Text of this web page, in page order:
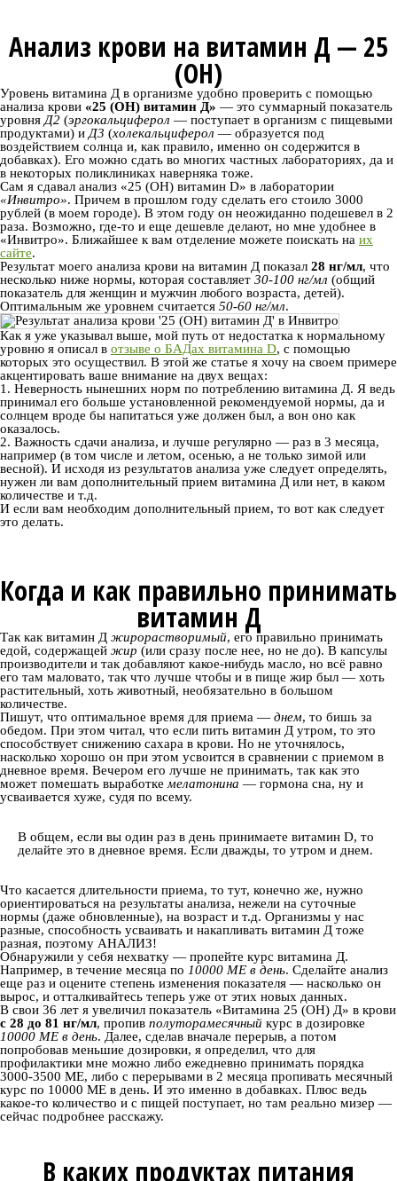
Анализ крови на витамин Д — 25
(ОН)
Уровень витамина Д в организме удобно проверить с помощью
анализа крови «25 (ОН) витамин Д» — это суммарный показатель
уровня Д2 (эргокальциферол — поступает в организм с пищевыми
продуктами) и Д3 (холекальциферол — образуется под
воздействием солнца и, как правило, именно он содержится в
добавках). Его можно сдать во многих частных лабораториях, да и
в некоторых поликлиниках наверняка тоже.
Сам я сдавал анализ «25 (OH) витамин D» в лаборатории
«Инвитро». Причем в прошлом году сделать его стоило 3000
рублей (в моем городе). В этом году он неожиданно подешевел в 2
раза. Возможно, где-то и еще дешевле делают, но мне удобнее в
«Инвитро». Ближайшее к вам отделение можете поискать на их
сайте.
Результат моего анализа крови на витамин Д показал 28 нг/мл, что
несколько ниже нормы, которая составляет 30-100 нг/мл (общий
показатель для женщин и мужчин любого возраста, детей).
Оптимальным же уровнем считается 50-60 нг/мл.
Как я уже указывал выше, мой путь от недостатка к нормальному
уровню я описал в отзыве о БАДах витамина D, с помощью
которых это осуществил. В этой же статье я хочу на своем примере
акцентировать ваше внимание на двух вещах:
Неверность нынешних норм по потреблению витамина Д. Я ведь
принимал его больше установленной рекомендуемой нормы, да и
солнцем вроде бы напитаться уже должен был, а вон оно как
оказалось.
Важность сдачи анализа, и лучше регулярно — раз в 3 месяца,
например (в том числе и летом, осенью, а не только зимой или
весной). И исходя из результатов анализа уже следует определять,
нужен ли вам дополнительный прием витамина Д или нет, в каком
количестве и т.д.
И если вам необходим дополнительный прием, то вот как следует
это делать.
Когда и как правильно принимать
витамин Д
Так как витамин Д жирорастворимый, его правильно принимать
едой, содержащей жир (или сразу после нее, но не до). В капсулы
производители и так добавляют какое-нибудь масло, но всё равно
его там маловато, так что лучше чтобы и в пище жир был — хоть
растительный, хоть животный, необязательно в большом
количестве.
Пишут, что оптимальное время для приема — днем, то бишь за
обедом. При этом читал, что если пить витамин Д утром, то это
способствует снижению сахара в крови. Но не уточнялось,
насколько хорошо он при этом усвоится в сравнении с приемом в
дневное время. Вечером его лучше не принимать, так как это
может помешать выработке мелатонина — гормона сна, ну и
усваивается хуже, судя по всему.
В общем, если вы один раз в день принимаете витамин D, то
делайте это в дневное время. Если дважды, то утром и днем.
Что касается длительности приема, то тут, конечно же, нужно
ориентироваться на результаты анализа, нежели на суточные
нормы (даже обновленные), на возраст и т.д. Организмы у нас
разные, способность усваивать и накапливать витамин Д тоже
разная, поэтому АНАЛИЗ!
Обнаружили у себя нехватку — пропейте курс витамина Д.
Например, в течение месяца по 10000 МЕ в день. Сделайте анализ
еще раз и оцените степень изменения показателя — насколько он
вырос, и отталкивайтесь теперь уже от этих новых данных.
В свои 36 лет я увеличил показатель «Витамина 25 (ОН) Д» в крови
с 28 до 81 нг/мл, пропив полуторамесячный курс в дозировке
10000 МЕ в день. Далее, сделав вначале перерыв, а потом
попробовав меньшие дозировки, я определил, что для
профилактики мне можно либо ежедневно принимать порядка
3000-3500 МЕ, либо с перерывами в 2 месяца пропивать месячный
курс по 10000 МЕ в день. И это именно в добавках. Плюс ведь
какое-то количество и с пищей поступает, но там реально мизер —
сейчас подробнее расскажу.
В каких продуктах питания